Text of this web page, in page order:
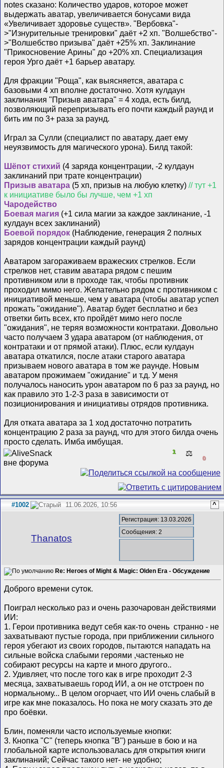
notes сказано: Количество ударов, которое может
выдержать аватар, увеличивается бонусами вида
«Увеличивает здоровье существ». "Вербовка"-
>"Изнурительные тренировки" даёт +2 хп. "Волшебство"-
>"Волшебство призыва" даёт +25% хп. Заклинание
"Прикосновение Арины" до +20% хп. Специализация
героя Урго даёт +1 барьер аватару.
Для фракции "Роща", как выясняется, аватара с
базовыми 4 хп вполне достаточно. Хотя кулдаун
заклинания "Призыв аватара" = 4 хода, есть билд,
позволяющий перепризывать его почти каждый раунд и
бить им по 3+ раза за раунд.
Играл за Сулли (специалист по аватару, дает ему
неуязвимость для магического урона). Билд такой:
Шёпот стихий (4 заряда концентрации, -2 кулдаун
заклинаний при трате концентрации)
Призыв аватара (5 хп, призыв на любую клетку)// тут +1
к инициативе было бы лучше, чем +1 хп
Чародейство
Боевая магия (+1 сила магии за каждое заклинание, -1
кулдаун всех заклинаний)
Боевой порядок (Наблюдение, генерация 2 полных
зарядов концентрации каждый раунд)
Аватаром загораживаем вражеских стрелков. Если
стрелков нет, ставим аватара рядом с пешим
противником или в проходе так, чтобы противник
проходил мимо него. Желательно рядом с противником с
инициативой меньше, чем у аватара (чтобы аватар успел
прожать "ожидание"). Аватар будет бесплатно и без
ответки бить всех, кто пройдёт мимо него после
"ожидания", не теряя возможности контратаки. Довольно
часто получаем 3 удара аватаром (от наблюдения, от
контратаки и от прямой атаки). Плюс, если кулдаун
аватара откатился, после атаки старого аватара
призываем нового аватара в том же раунде. Новым
аватаром прожимаем "ожидание" и т.д. У меня
получалось наносить урон аватаром по 6 раз за раунд, но
как правило это 1-2-3 раза в зависимости от
позиционирования и инициативы отрядов противника.
Для отката аватара за 1 ход достаточно потратить
концентрацию 2 раза за раунд, что для этого билда очень
просто сделать. Имба имбущая.
1 ⚖️
0
#1002 11.06.2026, 10:56 ^
Thanatos
Регистрация: 13.03.2026
Сообщения: 2
Re: Heroes of Might & Magic: Olden Era - Обсуждение
Доброго времени суток.
Поиграл несколько раз и очень разочарован действиями
ИИ:
1. Герои противника ведут себя как-то очень странно - не
захватывают пустые города, при приближении сильного
героя убегают из своих городов, пытаются нападать на
сильные войска слабыми героями ,частенько не
собирают ресурсы на карте и много другого..
2. Удивляет, что после того как в игре проходит 2-3
месяца, захватываешь город ИИ, а он не отстроен по
нормальному... В целом огорчает, что ИИ очень слабый в
игре как мне показалось. Но пока не могу сказать это де
про боёвки.
Блин, поменяли часто используемые кнопки:
3. Кнопка "C" (теперь кнопка "В") раньше в бою и на
глобальной карте использовалась для открытия книги
заклинаний; Сейчас такого нет- не удобно;